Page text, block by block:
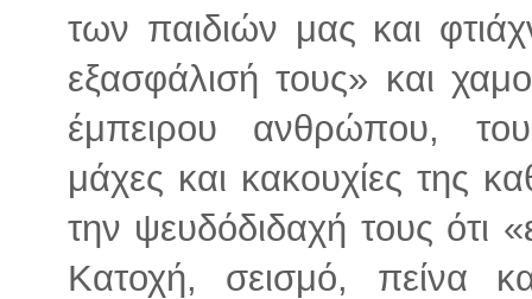
των παιδιών μας και
εξασφάλισή τους» και
έμπειρου ανθρώπου,
μάχες και κακουχίες της
την ψευδόδιδαχή τους ότι
Κατοχή, σεισμό, πείνα